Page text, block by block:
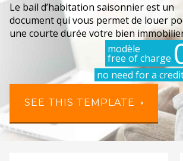
Le bail d’habitation saisonnier est un
document qui vous permet de louer
une courte durée votre bien
modèle
free of charge
no need for a
SEE THIS TEMPLATE